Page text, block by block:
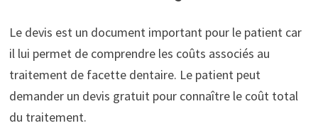
Le devis est un document important pour le patient car
il lui permet de comprendre les coûts associés au
traitement de facette dentaire. Le patient peut
demander un devis gratuit pour connaître le coût total
du traitement.